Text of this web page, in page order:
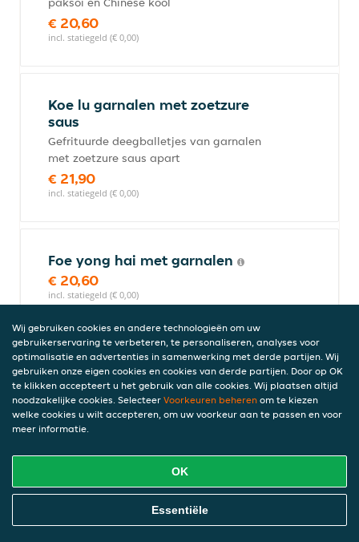
€ 20,60
incl. statiegeld (€ 0,00)
Koe lu garnalen met zoetzure
saus
Gefrituurde deegballetjes van garnalen
met zoetzure saus apart
€ 21,90
incl. statiegeld (€ 0,00)
Foe yong hai met garnalen
€ 20,60
incl. statiegeld (€ 0,00)
Garnalen gepaneerd met limoen
peper kruiden
€ 21,90
incl. statiegeld (€ 0,00)
Garnalen in rode curry
€ 22,15
Online Eten Bestellen
Wij gebruiken cookies en andere technologieën om uw
gebruikerservaring te verbeteren, te personaliseren, analyses voor
optimalisatie en advertenties in samenwerking met derde partijen. Wij
gebruiken onze eigen cookies en cookies van derde partijen. Door op OK
te klikken accepteert u het gebruik van alle cookies. Wij plaatsen altijd
noodzakelijke cookies. Selecteer Voorkeuren beheren om te kiezen
welke cookies u wilt accepteren, om uw voorkeur aan te passen en voor
meer informatie.
OK
Essentiële